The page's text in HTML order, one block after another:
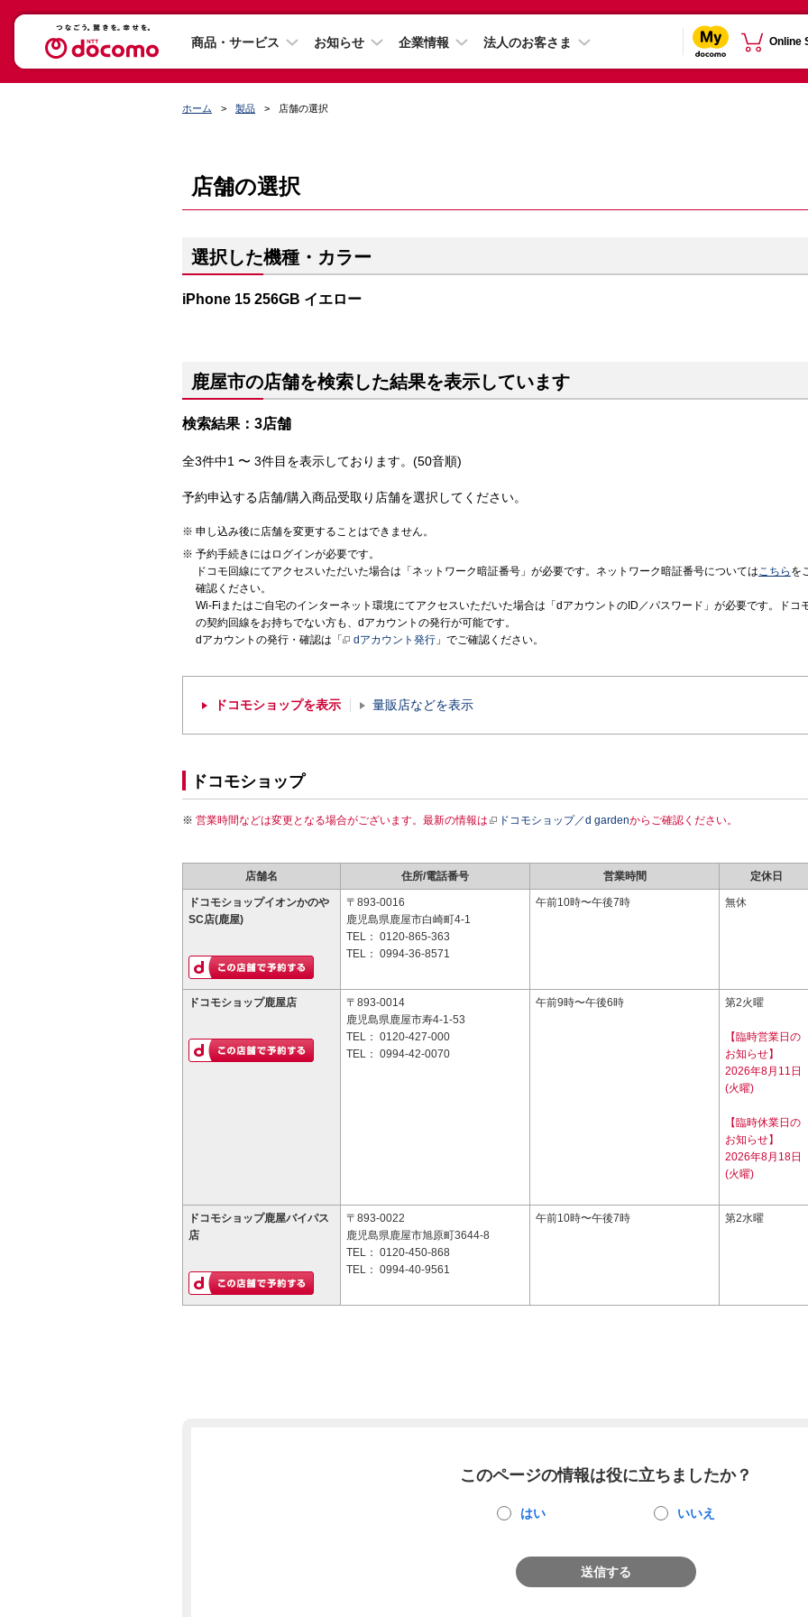
商品・サービス お知らせ 企業情報 法人のお客さま Online
ホーム 製品 店舗の選択
店舗の選択
選択した機種・カラー
iPhone 15 256GB イエロー
鹿屋市の店舗を検索した結果を表示しています
検索結果：3店舗
全3件中1 〜 3件目を表示しております。(50音順)
予約申込する店舗/購入商品受取り店舗を選択してください。
申し込み後に店舗を変更することはできません。
予約手続きにはログインが必要です。
ドコモ回線にてアクセスいただいた場合は「ネットワーク暗証番号」が必要です。ネットワーク暗証番号についてはこちら を
確認ください。
Wi-Fiまたはご自宅のインターネット環境にてアクセスいただいた場合は「dアカウントのID／パスワード」が必要です。ドコ
の契約回線をお持ちでない方も、dアカウントの発行が可能です。
dアカウントの発行・確認は「
dアカウント発行 」でご確認ください。
ドコモショップを表示 量販店などを表示
ドコモショップ
営業時間などは変更となる場合がございます。最新の情報は ドコモショップ／d gardenからご確認ください。
店舗名 住所/電話番号 営業時間 定休日
ドコモショップイオンかのや
SC店(鹿屋)
〒893-0016
鹿児島県鹿屋市白崎町4-1
TEL： 0120-865-363
TEL： 0994-36-8571
午前10時〜午後7時 無休
ドコモショップ鹿屋店
〒893-0014
鹿児島県鹿屋市寿4-1-53
TEL： 0120-427-000
TEL： 0994-42-0070
午前9時〜午後6時 第2火曜
【臨時営業日の
お知らせ】
2026年8月11日
(火曜)
【臨時休業日の
お知らせ】
2026年8月18日
(火曜)
ドコモショップ鹿屋バイパス
店
〒893-0022
鹿児島県鹿屋市旭原町3644-8
TEL： 0120-450-868
TEL： 0994-40-9561
午前10時〜午後7時 第2水曜
このページの情報は役に立ちましたか？
はい いいえ
送信する